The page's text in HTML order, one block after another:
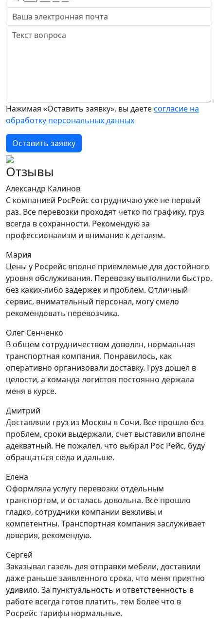
Нажимая «Оставить заявку», вы даетесогласие на
обработку персональных данных
Оставить заявку
Отзывы
Александр Калинов
С компанией РосРейс сотрудничаю уже не первый
раз. Все перевозки проходят четко по графику, груз
всегда в сохранности. Рекомендую за
профессионализм и внимание к деталям.
Мария
Цены у Росрейс вполне приемлемые для достойного
уровня обслуживания. Перевозку выполнили быстро,
без каких-либо задержек и проблем. Отличный
сервис, внимательный персонал, могу смело
рекомендовать перевозчика.
Олег Сенченко
В общем сотрудничеством доволен, нормальная
транспортная компания. Понравилось, как
оперативно организовали доставку. Груз дошел в
целости, а команда логистов постоянно держала
меня в курсе.
Дмитрий
Доставляли груз из Москвы в Сочи. Все прошло без
проблем, сроки выдержали, счет выставили вполне
адекватный. Не пожалел, что выбрал Рос Рейс, буду
обращаться сюда и дальше.
Елена
Оформляла услугу перевозки отдельным
транспортом, и осталась довольна. Все прошло
гладко, сотрудники компании вежливы и
компетентны. Транспортная компания заслуживает
доверия, рекомендую.
Сергей
Заказывал газель для отправки мебели, доставили
даже раньше заявленного срока, что меня приятно
удивило. За пунктуальность и ответственность в
работе всегда готов платить, тем более что в
Росрейс тарифы нормальные.